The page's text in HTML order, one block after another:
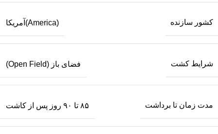
کشور سازنده (America)آمریکا
شرایط کشت فضای باز (Open Field)
مدت زمان تا برداشت ۸۵ تا ۹۰ روز پس از کاشت